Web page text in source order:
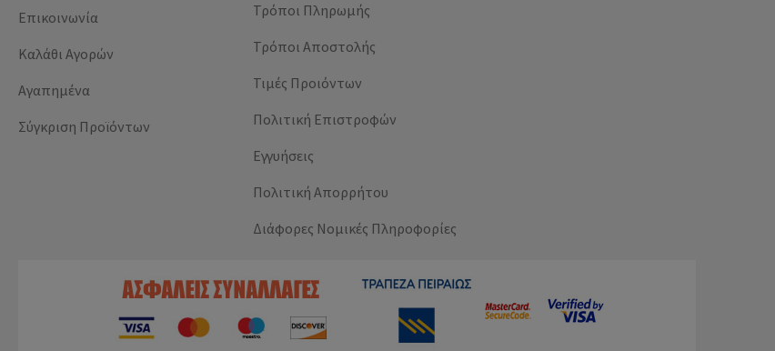
Επικοινωνία
Καλάθι Αγορών
Αγαπημένα
Σύγκριση Προϊόντων
Τρόποι Πληρωμής
Τρόποι Αποστολής
Τιμές Προιόντων
Πολιτική Επιστροφών
Εγγυήσεις
Πολιτική Απορρήτου
Διάφορες Νομικές Πληροφορίες